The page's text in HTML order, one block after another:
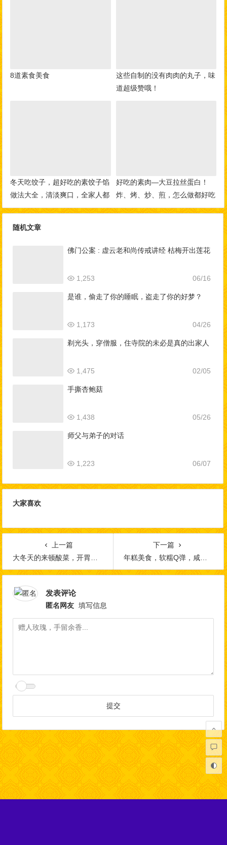
8道素食美食
这些自制的没有肉肉的丸子，味
道超级赞哦！
冬天吃饺子，超好吃的素饺子馅
做法大全，清淡爽口，全家人都
爱吃！
好吃的素肉—大豆拉丝蛋白！
炸、烤、炒、煎，怎么做都好吃
随机文章
佛门公案 : 虚云老和尚传戒讲经 枯梅开出莲花
06/16
1,253
是谁，偷走了你的睡眠，盗走了你的好梦？
04/26
1,173
剃光头，穿僧服，住寺院的未必是真的出家人
02/05
1,475
手撕杏鲍菇
05/26
1,438
师父与弟子的对话
06/07
1,223
大家喜欢
上一篇
大冬天的来顿酸菜，开胃下饭
下一篇
年糕美食，软糯Q弹，咸鲜味美，口感超赞
发表评论
匿名网友 填写信息